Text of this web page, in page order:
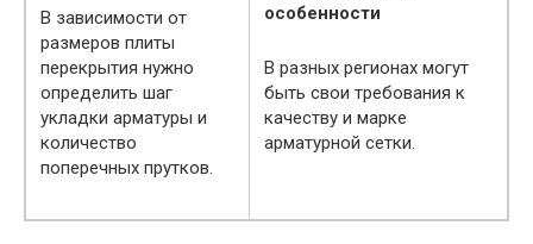
В зависимости от
размеров плиты
перекрытия нужно
определить шаг
укладки арматуры и
количество
поперечных прутков.
особенности
В разных регионах могут
быть свои требования к
качеству и марке
арматурной сетки.